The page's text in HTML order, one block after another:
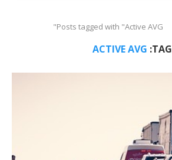
Posts tagged with "Active AVG"
TAG:
ACTIVE AVG